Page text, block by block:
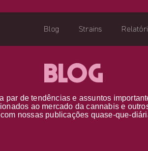
Blog Strains
Blog
par detendências e assuntos
ao mercado da cannabis e
com nossas publicações quase-que-